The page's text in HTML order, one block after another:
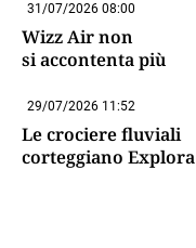
31/07/2026 08:00
Wizz Air non
si accontenta più
29/07/2026 11:52
Le crociere fluviali
corteggiano Explora